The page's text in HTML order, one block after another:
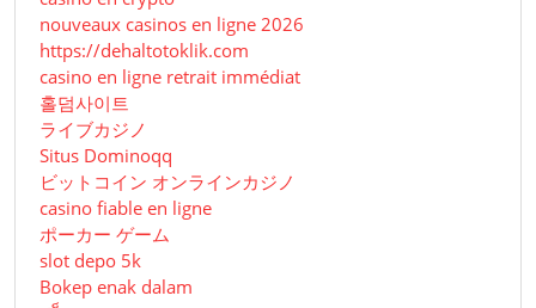
nouveaux casinos en ligne 2026
https://dehaltotoklik.com
casino en ligne retrait immédiat
홀덤사이트
ライブカジノ
Situs Dominoqq
ビットコイン オンラインカジノ
casino fiable en ligne
ポーカー ゲーム
slot depo 5k
Bokep enak dalam